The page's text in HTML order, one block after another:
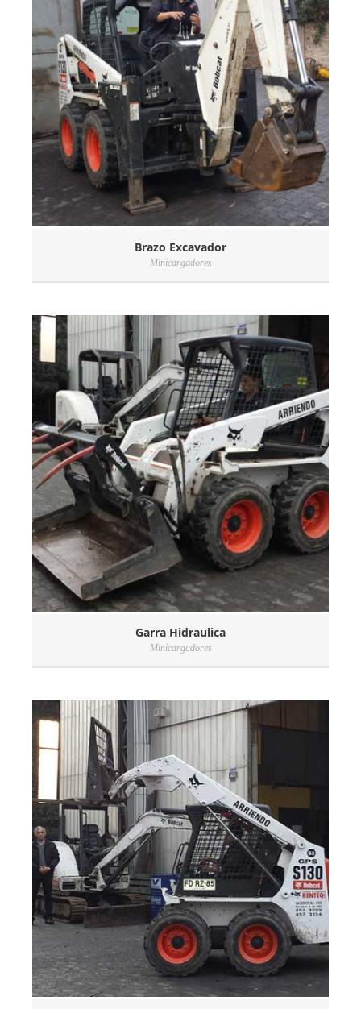
Brazo Excavador
Minicargadores
Garra Hidraulica
Minicargadores